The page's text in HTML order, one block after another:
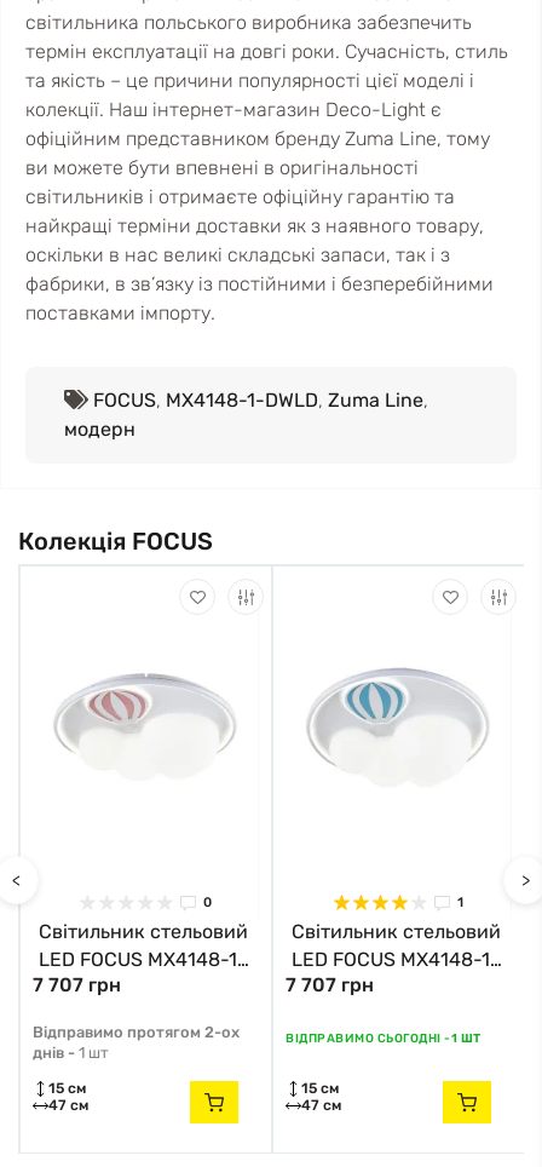
світильника польського виробника забезпечить
термін експлуатації на довгі роки. Сучасність, стиль
та якість – це причини популярності цієї моделі і
колекції. Наш інтернет-магазин Deco-Light є
офіційним представником бренду Zuma Line, тому
ви можете бути впевнені в оригінальності
світильників і отримаєте офіційну гарантію та
найкращі терміни доставки як з наявного товару,
оскільки в нас великі складські запаси, так і з
фабрики, в зв’язку із постійними і безперебійними
поставками імпорту.
FOCUS, MX4148-1-DWLD, Zuma Line,
модерн
Колекція FOCUS
<
0
Світильник стельовий
LED FOCUS MX4148-1-
DWFD Zuma Line білий
7 707 грн
Відправимо протягом 2-ох
днів - 1 шт
15 см
47 см
1
Світильник стельовий
LED FOCUS MX4148-1-
DWLD Zuma Line білий
7 707 грн
ВІДПРАВИМО СЬОГОДНІ -1 ШТ
15 см
47 см
>